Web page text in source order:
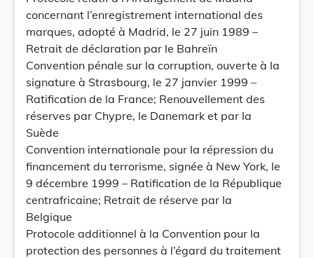
concernant l’enregistrement international des
marques, adopté à Madrid, le 27 juin 1989 –
Retrait de déclaration par le Bahreïn
Convention pénale sur la corruption, ouverte à la
signature à Strasbourg, le 27 janvier 1999 –
Ratification de la France; Renouvellement des
réserves par Chypre, le Danemark et par la
Suède
Convention internationale pour la répression du
financement du terrorisme, signée à New York, le
9 décembre 1999 – Ratification de la République
centrafricaine; Retrait de réserve par la
Belgique
Protocole additionnel à la Convention pour la
protection des personnes à l’égard du traitement